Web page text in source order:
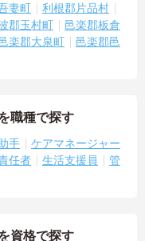
妻町
利根郡片品村
郡玉村町
邑楽郡板倉
楽郡大泉町
邑楽郡邑
職種で探す
手
ケアマネージャー
任者 生活支援員
管
資格で探す